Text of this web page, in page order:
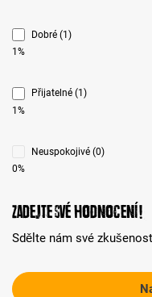
Dobré (1)
1%
Přijatelné (1)
1%
Neuspokojivé (0)
0%
Zadejte své hodnocení!
Sdělte nám své